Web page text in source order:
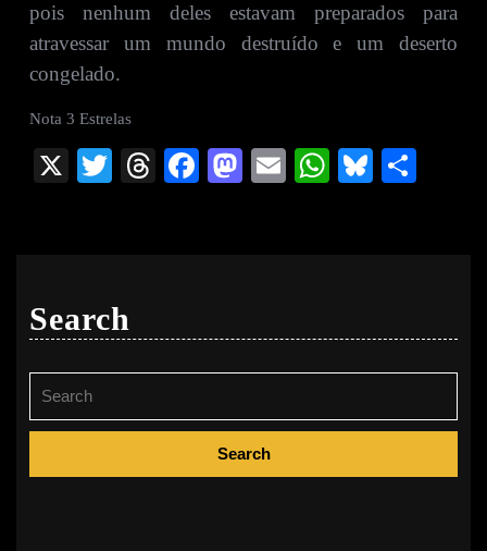
pois nenhum deles estavam preparados para
atravessar um mundo destruído e um deserto
congelado.
Nota 3 Estrelas
X
T
T
Fa M
E
W
Bl
Search
for: